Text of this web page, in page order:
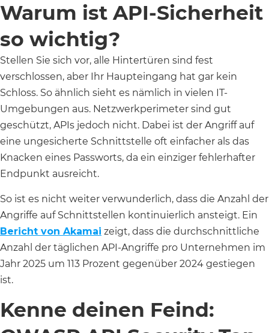
Warum ist API-Sicherheit
so wichtig?
Stellen Sie sich vor, alle Hintertüren sind fest
verschlossen, aber Ihr Haupteingang hat gar kein
Schloss. So ähnlich sieht es nämlich in vielen IT-
Umgebungen aus. Netzwerkperimeter sind gut
geschützt, APIs jedoch nicht. Dabei ist der Angriff auf
eine ungesicherte Schnittstelle oft einfacher als das
Knacken eines Passworts, da ein einziger fehlerhafter
Endpunkt ausreicht.
So ist es nicht weiter verwunderlich, dass die Anzahl der
Angriffe auf Schnittstellen kontinuierlich ansteigt. Ein
Bericht von Akamai zeigt, dass die durchschnittliche
Anzahl der täglichen API-Angriffe pro Unternehmen im
Jahr 2025 um 113 Prozent gegenüber 2024 gestiegen
ist.
Kenne deinen Feind: